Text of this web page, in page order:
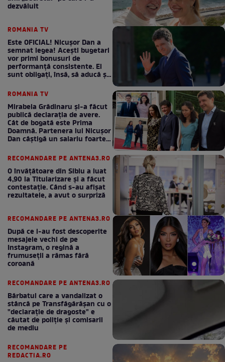
dezvăluit
ROMANIA TV
Este OFICIAL! Nicușor Dan a
semnat legea! Acești bugetari
vor primi bonusuri de
performanță consistente. Ei
sunt obligați, însă, să aducă și
ROMANIA TV
Mirabela Grădinaru și-a făcut
publică declarația de avere.
Cât de bogată este Prima
Doamnă. Partenera lui Nicușor
Dan câștigă un salariu foarte
RECOMANDARE PE ANTENA3.RO
O învățătoare din Sibiu a luat
4,90 la Titularizare și a făcut
contestație. Când s-au afișat
rezultatele, a avut o surpriză
RECOMANDARE PE ANTENA3.RO
După ce i-au fost descoperite
mesajele vechi de pe
Instagram, o regină a
frumuseții a rămas fără
coroană
RECOMANDARE PE ANTENA3.RO
Bărbatul care a vandalizat o
stâncă pe Transfăgărășan cu o
"declaraţie de dragoste" e
căutat de poliție și comisarii
de mediu
RECOMANDARE PE
REDACTIA.RO